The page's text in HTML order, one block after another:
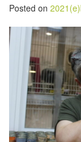
Posted on